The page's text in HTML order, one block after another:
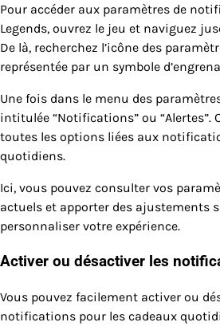
Pour accéder aux paramètres de
Legends, ouvrez le jeu et naviguez
De là, recherchez l’icône des
représentée par un symbole
Une fois dans le menu des
intitulée “Notifications” ou
toutes les options liées aux
quotidiens.
Ici, vous pouvez consulter vos
actuels et apporter des ajustements
personnaliser votre expérience.
Activer ou désactiver les
Vous pouvez facilement activer ou
notifications pour les cadeaux